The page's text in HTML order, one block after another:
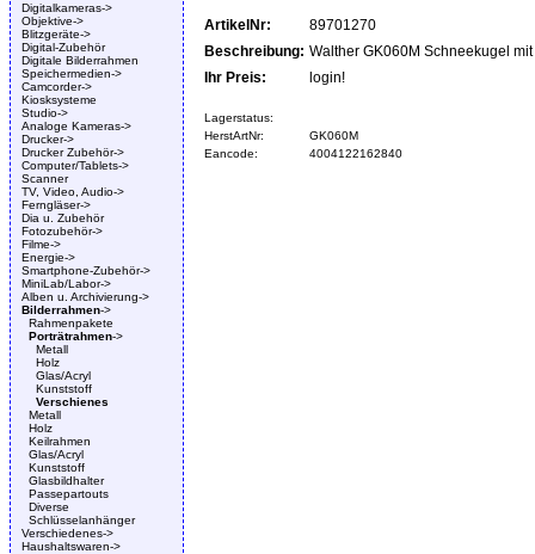
Digitalkameras->
Objektive->
Blitzgeräte->
Digital-Zubehör
Digitale Bilderrahmen
Speichermedien->
Camcorder->
Kiosksysteme
Studio->
Analoge Kameras->
Drucker->
Drucker Zubehör->
Computer/Tablets->
Scanner
TV, Video, Audio->
Ferngläser->
Dia u. Zubehör
Fotozubehör->
Filme->
Energie->
Smartphone-Zubehör->
MiniLab/Labor->
Alben u. Archivierung->
Bilderrahmen->
Rahmenpakete
Porträtrahmen->
Metall
Holz
Glas/Acryl
Kunststoff
Verschienes
Metall
Holz
Keilrahmen
Glas/Acryl
Kunststoff
Glasbildhalter
Passepartouts
Diverse
Schlüsselanhänger
Verschiedenes->
Haushaltswaren->
ArtikelNr:
89701270
Beschreibung: Walther GK060M Schneekugel
Ihr Preis:
login!
Lagerstatus:
HerstArtNr:
GK060M
Eancode:
4004122162840